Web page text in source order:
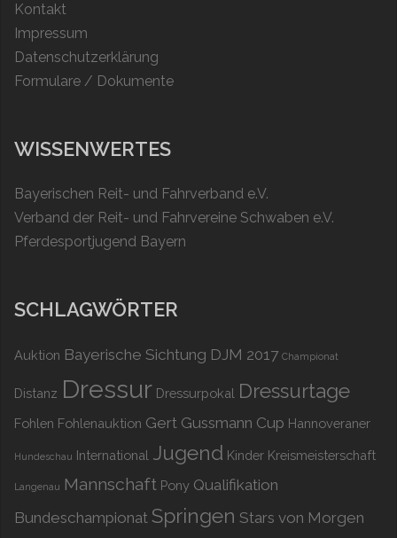
Kontakt
Impressum
Datenschutzerklärung
Formulare / Dokumente
WISSENWERTES
Bayerischen Reit- und Fahrverband e.V.
Verband der Reit- und Fahrvereine Schwaben e.V.
Pferdesportjugend Bayern
SCHLAGWÖRTER
Auktion Bayerische Sichtung DJM 2017 Championat
Distanz Dressur Dressurpokal Dressurtage
Fohlen Fohlenauktion Gert Gussmann Cup Hannoveraner
Hundeschau International Jugend Kinder Kreismeisterschaft
Langenau Mannschaft Pony Qualifikation
Bundeschampionat Springen Stars von Morgen